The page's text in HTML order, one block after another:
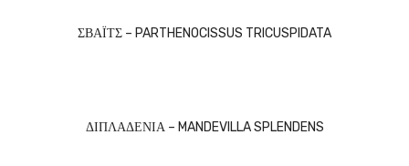
ΣΒΑΪΤΣ – PARTHENOCISSUS TRICUSPIDATA
ΔΙΠΛΑΔΕΝΙΑ – MANDEVILLA SPLENDENS